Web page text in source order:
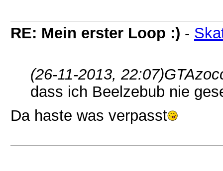
RE: Mein erster Loop :) -
(26-11-2013, 22:07)
dass ich Beelzebub nie
Da haste was verpasst